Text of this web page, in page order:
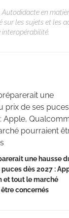
Autodidacte en
les sujets et les
interopérabilité.
une hausse
dès 2027 :
et tout le marché
concernés